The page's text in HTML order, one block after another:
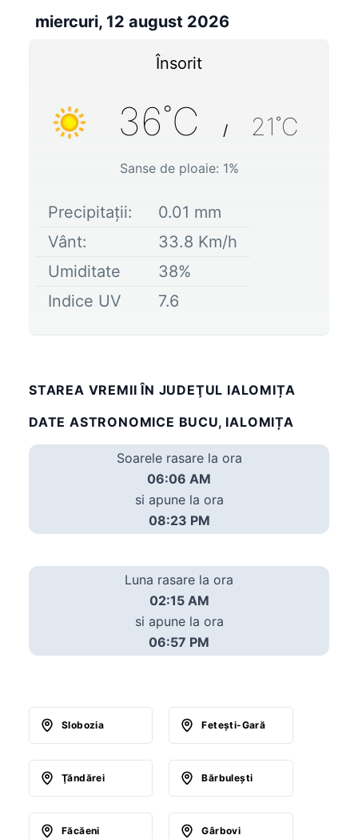
miercuri, 12 august 2026
Însorit
36˚C / 21˚C
Sanse de ploaie: 1%
Precipitații: 0.01 mm
Vânt:
33.8 Km/h
Umiditate
38%
Indice UV
7.6
STAREA VREMII ÎN JUDEŢUL IALOMIȚA
DATE ASTRONOMICE BUCU, IALOMIȚA
Soarele rasare la ora
06:06 AM
si apune la ora
08:23 PM
Luna rasare la ora
02:15 AM
si apune la ora
06:57 PM
Slobozia Feteşti-Gară
Ţăndărei Bărbuleşti
Făcăeni Gârbovi